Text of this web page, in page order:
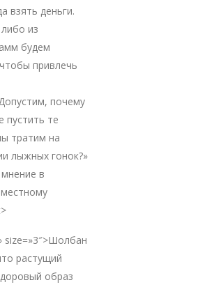
взять деньги.
из
будем
привлечь
почему
пустить те
тратим на
лыжных гонок?»
в
size=»3″>Шолбан
растущий
образ